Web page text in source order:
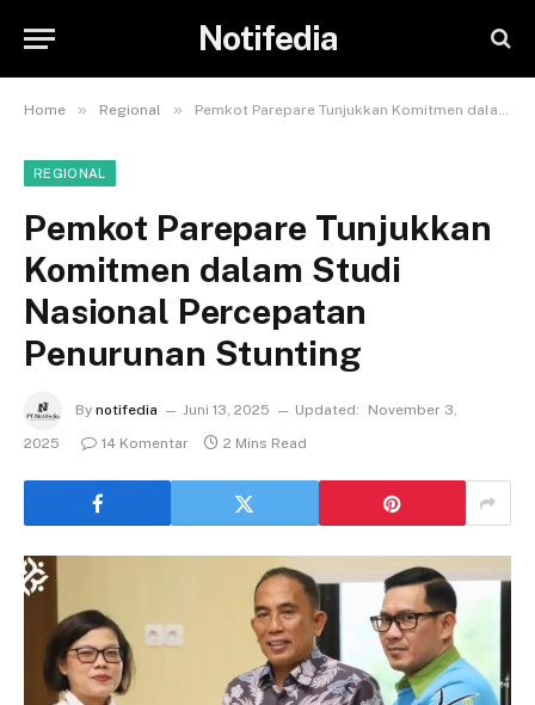
Notifedia
Home » Regional » Pemkot Parepare Tunjukkan Komitmen dalam Studi Nasional Percepatan Penurunan Stunting
REGIONAL
Pemkot Parepare Tunjukkan
Komitmen dalam Studi
Nasional Percepatan
Penurunan Stunting
By notifedia Juni 13, 2025 Updated:
November 3,
2025
14 Komentar 2 Mins Read